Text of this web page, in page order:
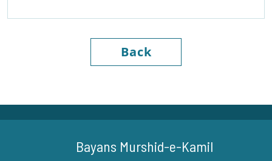
Back
Bayans Murshid-e-Kamil